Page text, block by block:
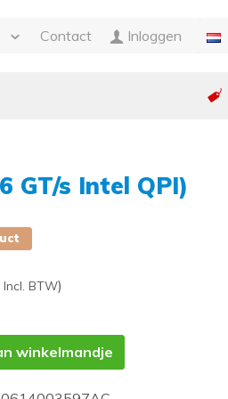
en garantie (RMA)
Contact Inloggen
GT/s Intel QPI)
Incl. BTW)
winkelmandje